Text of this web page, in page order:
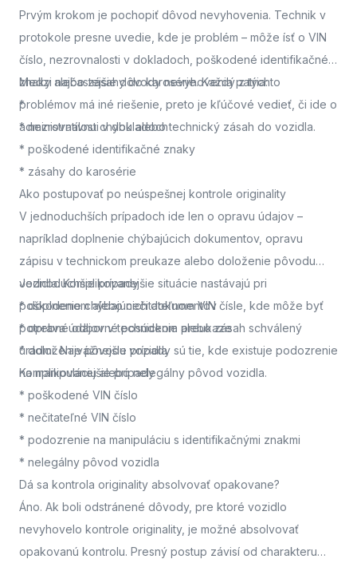
Prvým krokom je pochopiť dôvod nevyhovenia. Technik v
protokole presne uvedie, kde je problém – môže ísť o VIN
číslo, nezrovnalosti v dokladoch, poškodené identifikačné
znaky alebo zásahy do karosérie. Každý z týchto
problémov má iné riešenie, preto je kľúčové vedieť, či ide o
administratívnu chybu alebo technický zásah do vozidla.
Medzi najčastejšie dôvody nevyhovenia patria:
*
* nezrovnalosti v dokladoch
* poškodené identifikačné znaky
* zásahy do karosérie
Ako postupovať po neúspešnej kontrole originality
V jednoduchších prípadoch ide len o opravu údajov –
napríklad doplnenie chýbajúcich dokumentov, opravu
zápisu v technickom preukaze alebo doloženie pôvodu
vozidla. Komplikovanejšie situácie nastávajú pri
poškodenom alebo nečitateľnom VIN čísle, kde môže byť
potrebné odborné posúdenie alebo zásah schválený
úradmi. Najvážnejšie prípady sú tie, kde existuje podozrenie
na manipuláciu alebo nelegálny pôvod vozidla.
Jednoduchšie prípady
* doplnenie chýbajúcich dokumentov
* oprava údajov v technickom preukaze
* doloženie pôvodu vozidla
Komplikovanejšie prípady
* poškodené VIN číslo
* nečitateľné VIN číslo
* podozrenie na manipuláciu s identifikačnými znakmi
* nelegálny pôvod vozidla
Dá sa kontrola originality absolvovať opakovane?
Áno. Ak boli odstránené dôvody, pre ktoré vozidlo
nevyhovelo kontrole originality, je možné absolvovať
opakovanú kontrolu. Presný postup závisí od charakteru